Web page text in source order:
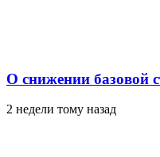
О снижении базовой
2 недели тому назад